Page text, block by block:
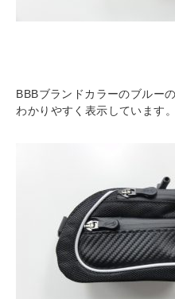
BBBブランドカラーのブルー
わかりやすく表示しています。